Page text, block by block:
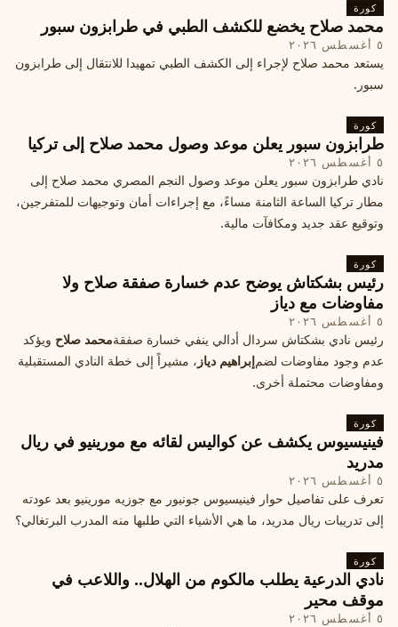
كورة
محمد صلاح يخضع للكشف الطبي في طرابزون سبور
٥ أغسطس ٢٠٢٦
يستعد محمد صلاح لإجراء إلى الكشف الطبي تمهيدا للانتقال إلى طرابزون
سبور.
كورة
طرابزون سبور يعلن موعد وصول محمد صلاح إلى تركيا
٥ أغسطس ٢٠٢٦
نادي طرابزون سبور يعلن موعد وصول النجم المصري محمد صلاح إلى
مطار تركيا الساعة الثامنة مساءً، مع إجراءات أمان وتوجيهات للمتفرجين،
وتوقيع عقد جديد ومكافآت مالية.
كورة
رئيس بشكتاش يوضح عدم خسارة صفقة صلاح ولا
مفاوضات مع دياز
٥ أغسطس ٢٠٢٦
رئيس نادي بشكتاش سردال أدالي ينفي خسارة صفقةمحمد صلاح ويؤكد
عدم وجود مفاوضات لضمإبراهيم دياز ، مشيراً إلى خطة النادي المستقبلية
ومفاوضات محتملة أخرى.
كورة
فينيسيوس يكشف عن كواليس لقائه مع مورينيو في ريال
مدريد
٥ أغسطس ٢٠٢٦
تعرف على تفاصيل حوار فينيسيوس جونيور مع جوزيه مورينيو بعد عودته
إلى تدريبات ريال مدريد، ما هي الأشياء التي طلبها منه المدرب البرتغالي؟
كورة
نادي الدرعية يطلب مالكوم من الهلال.. واللاعب في
موقف محير
٥ أغسطس ٢٠٢٦